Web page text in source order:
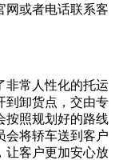
网或者电话联系客
非常人性化的托运
到卸货点，交由专
按照规划好的路线
会将轿车送到客户
让客户更加安心放